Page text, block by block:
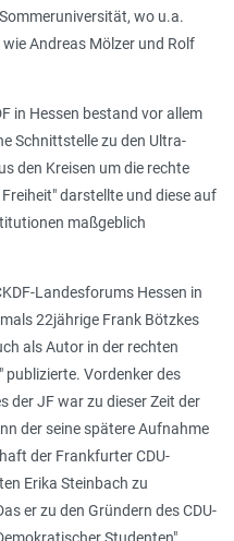
wo u.a.
Andreas Mölzer und Rolf
in Hessen bestand vor allem
Schnittstelle zu den Ultra-
den Kreisen um die rechte
darstellte und diese auf
maßgeblich
Landesforums Hessen in
22jährige Frank Bötzkes
als Autor in der rechten
publizierte. Vordenker des
der JF war zu dieser Zeit der
der seine spätere Aufnahme
der Frankfurter CDU-
Erika Steinbach zu
er zu den Gründern des CDU-